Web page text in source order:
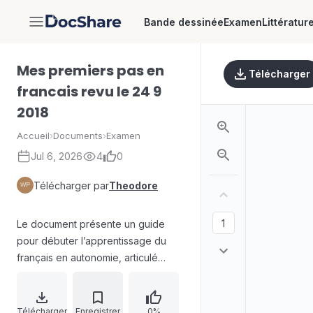
DocShare Bande dessinéeExamenLittérature
Mes premiers pas en
francais revu le 24 9
2018
Accueil›Documents›Examen
Jul 6, 2026 4 0
Télécharger parTheodore
Le document présente un guide
pour débuter l’apprentissage du
français en autonomie, articulé
et d’activités d’initiation. Il propose
un aperçu des filières et cycles (du
Télécharger Enregistrer 0%
Télécharger